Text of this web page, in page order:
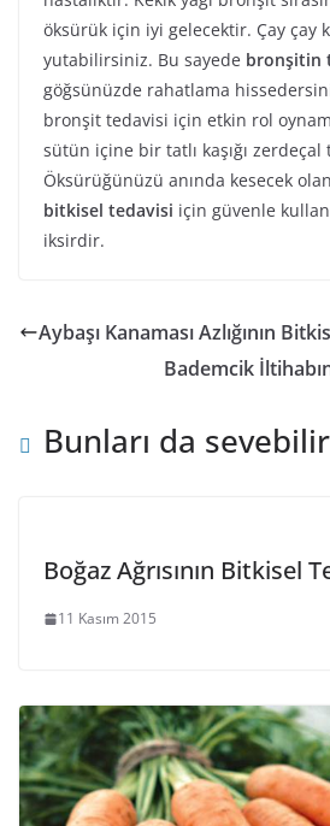
öksürük için iyi gelecektir. Çay çay
yutabilirsiniz. Bu sayede bronşitin
göğsünüzde rahatlama
bronşit tedavisi için etkin rol
sütün içine bir tatlı kaşığı zerdeçal
Öksürüğünüzü anında kesecek
bitkisel tedavisi için güvenle
iksirdir.
Aybaşı Kanaması Azlığının
Bademcik
Bunları da
Boğaz Ağrısının Bitkisel
11 Kasım 2015